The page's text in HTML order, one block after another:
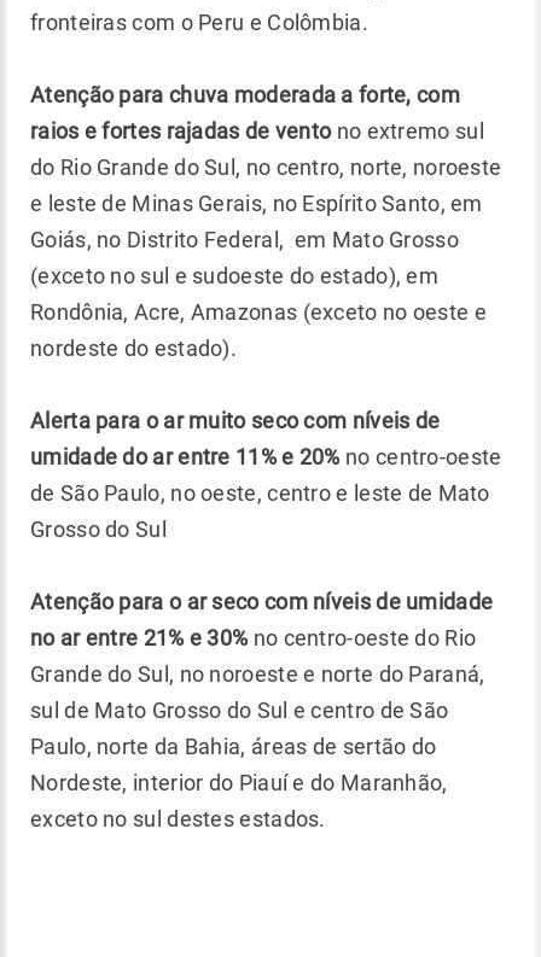
fronteiras com o Peru e Colômbia.
Atenção para chuva moderada a forte, com
raios e fortes rajadas de ventono extremo sul
do Rio Grande do Sul, no centro, norte, noroeste
e leste de Minas Gerais, no Espírito Santo, em
Goiás, no Distrito Federal, em Mato Grosso
(exceto no sul e sudoeste do estado), em
Rondônia, Acre, Amazonas (exceto no oeste e
nordeste do estado).
Alerta para o ar muito seco com níveis de
umidade do ar entre 11% e 20%no centro-oeste
de São Paulo, no oeste, centro e leste de Mato
Grosso do Sul
Atenção para o ar seco com níveis de umidade
no ar entre 21% e 30%no centro-oeste do Rio
Grande do Sul, no noroeste e norte do Paraná,
sul de Mato Grosso do Sul e centro de São
Paulo, norte da Bahia, áreas de sertão do
Nordeste, interior do Piauí e do Maranhão,
exceto no sul destes estados.